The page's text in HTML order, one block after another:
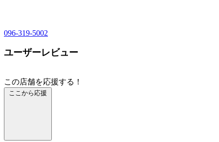
096-319-5002
ユーザーレビュー
この店舗を応援する！
ここから応援